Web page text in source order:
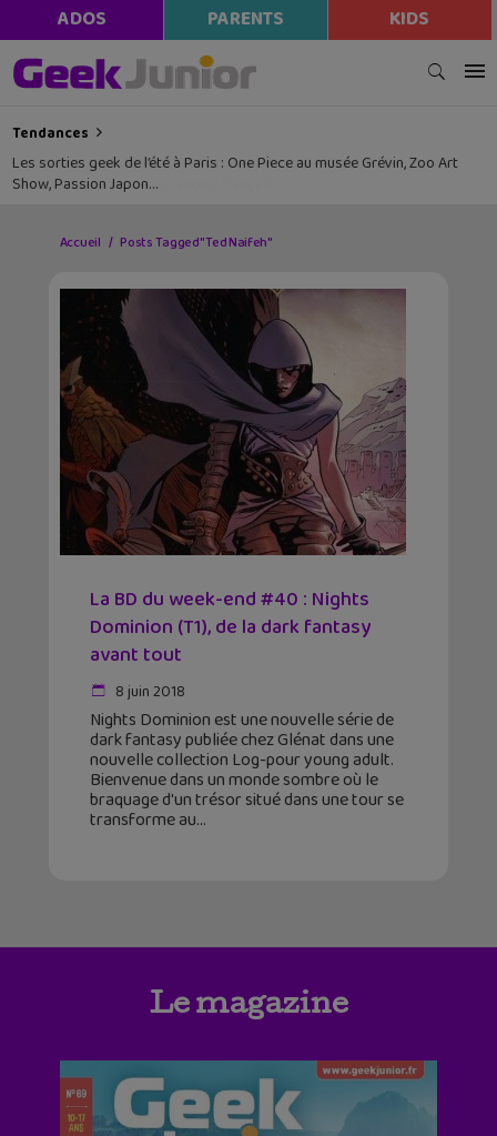
ADOS PARENTS KIDS
Tendances
Les sorties geek de l’été à Paris : One Piece au musée Grévin, Zoo Art
Show, Passion Japon…
Accueil Posts Tagged "Ted Naifeh"
La BD du week-end #40 : Nights
Dominion (T1), de la dark fantasy
avant tout
8 juin 2018
Nights Dominion est une nouvelle série de
dark fantasy publiée chez Glénat dans une
nouvelle collection Log-pour young adult.
Bienvenue dans un monde sombre où le
braquage d'un trésor situé dans une tour se
transforme au
Le magazine